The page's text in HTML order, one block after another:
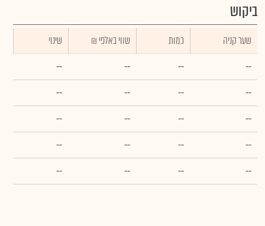
ביקוש
שער קניה כמות ₪ שווי באלפי
שינוי
--
--
--
--
--
--
--
--
--
--
--
--
--
--
--
--
--
--
--
--